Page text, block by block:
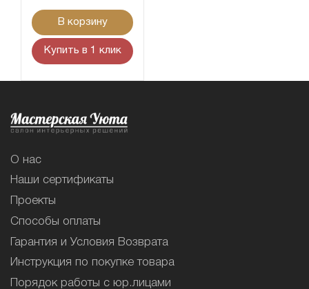
В корзину
Купить в 1 клик
О нас
Наши сертификаты
Проекты
Способы оплаты
Гарантия и Условия Возврата
Инструкция по покупке товара
Порядок работы с юр.лицами